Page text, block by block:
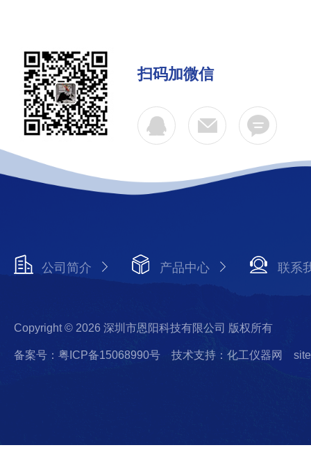
扫码加微信
公司简介 产品中心 联系
Copyright © 2026 深圳市恩阳科技有限公司 版权所有
备案号：粤ICP备15068990号 技术支持：化工仪器网